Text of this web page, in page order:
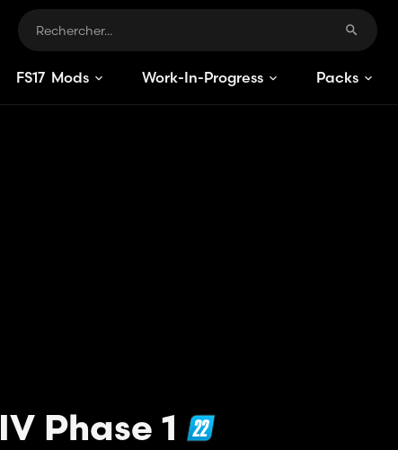
FS17 Mods Work-In-Progress Packs
Phase 1